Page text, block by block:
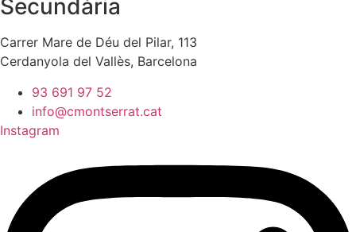
Secundària
Carrer Mare de Déu del Pilar, 113
Cerdanyola del Vallès, Barcelona
93 691 97 52
info@cmontserrat.cat
Instagram